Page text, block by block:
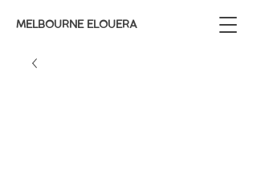
MELBOURNE ELOUERA